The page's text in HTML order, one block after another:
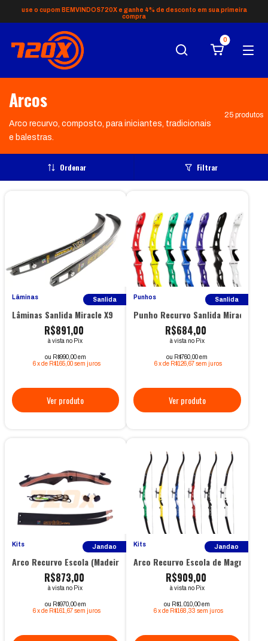
use o cupom BEMVINDOS720X e ganhe 4% de desconto em sua primeira
compra
0
Arcos
Arco recurvo, composto, para iniciantes, tradicionais
e balestras.
25 produtos
Ordenar Filtrar
Lâminas Sanlida
Lâminas Sanlida Miracle X9
R$891,00
à vista no Pix
ou R$990,00 em
6 xde R$165,00 sem juros
Punhos Sanlida
Punho Recurvo Sanlida Miracle X9
R$684,00
à vista no Pix
ou R$760,00 em
6 xde R$126,67 sem juros
Kits Jandao
Arco Recurvo Escola (Madeira) - Jandao
R$873,00
à vista no Pix
ou R$970,00 em
6 xde R$161,67 sem juros
Kits Jandao
Arco Recurvo Escola de Magnésio
R$909,00
à vista no Pix
ou R$1.010,00 em
6 xde R$168,33 sem juros